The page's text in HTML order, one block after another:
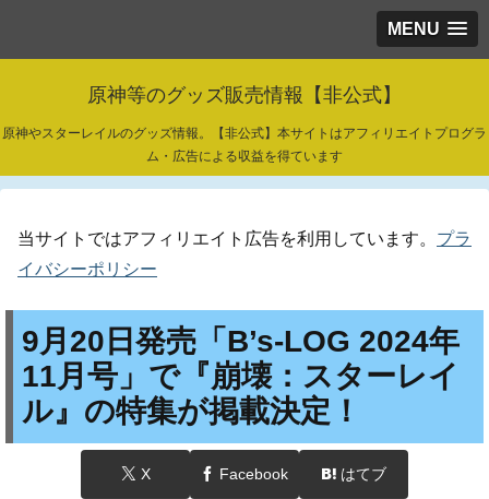
MENU
原神等のグッズ販売情報【非公式】
原神やスターレイルのグッズ情報。【非公式】本サイトはアフィリエイトプログラ
ム・広告による収益を得ています
当サイトではアフィリエイト広告を利用しています。 プラ
イバシーポリシー
9月20日発売「B’s-LOG 2024年
11月号」で『崩壊：スターレイ
ル』の特集が掲載決定！
X Facebook はてブ